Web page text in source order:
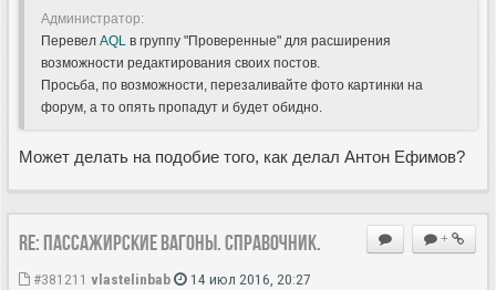
Администратор:
Перевел AQL в группу "Проверенные" для расширения
возможности редактирования своих постов.
Просьба, по возможности, перезаливайте фото картинки на
форум, а то опять пропадут и будет обидно.
Может делать на подобие того, как делал Антон Ефимов?
+
Re: Пассажирские вагоны. Справочник.
#381211 vlastelinbab 14 июл 2016, 20:27